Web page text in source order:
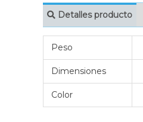
Detalles producto
Peso
Dimensiones
Color